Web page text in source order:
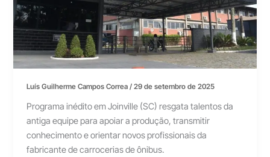
Luís Guilherme Campos Correa/29 de setembro de 2025
Programa inédito em Joinville (SC) resgata talentos da
antiga equipe para apoiar a produção, transmitir
conhecimento e orientar novos profissionais da
fabricante de carrocerias de ônibus.